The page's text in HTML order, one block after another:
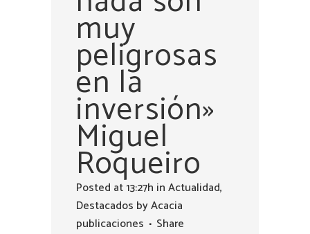
muy
peligrosas
en la
inversión»
Miguel
Roqueiro
Posted at 13:27h inActualidad,
Destacados byAcacia
publicaciones
Share